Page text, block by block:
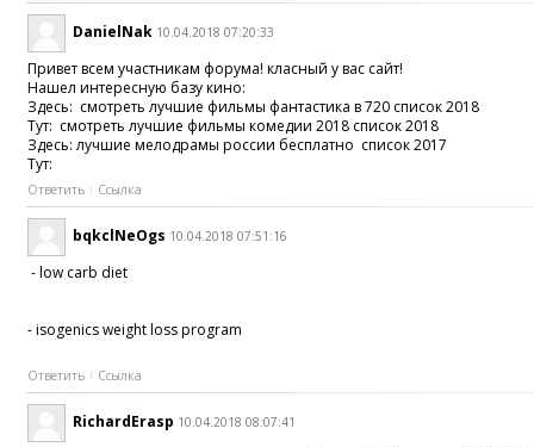
DanielNak 10.04.2018 07:20:33
Привет всем участникам форума! класный у вас сайт!
Нашел интересную базу кино:
Здесь: смотреть лучшие фильмы фантастика в 720 список 2018
Тут: смотреть лучшие фильмы комедии 2018 список 2018
Здесь: лучшие мелодрамы россии бесплатно список 2017
Тут:
Ответить Ссылка
bqkclNeOgs 10.04.2018 07:51:16
- low carb diet
- isogenics weight loss program
Ответить Ссылка
RichardErasp 10.04.2018 08:07:41